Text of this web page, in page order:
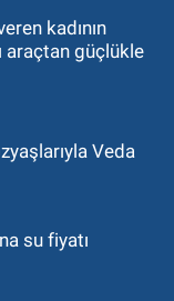
kadının
araçtan güçlükle
Veda
su fiyatı